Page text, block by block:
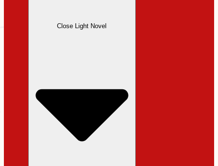
Close Light Novel